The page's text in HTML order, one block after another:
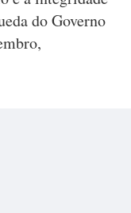
do Governo